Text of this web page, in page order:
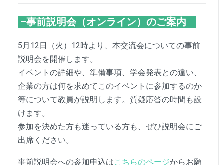
–事前説明会（オンライン）のご案内
5月12日（火）12時より、本交流会についての事前
説明会を開催します。
イベントの詳細や、準備事項、学会発表との違い、
企業の方は何を求めてこのイベントに参加するのか
等について教員が説明します。質疑応答の時間も設
けます。
参加を決めた方も迷っている方も、ぜひ説明会にご
出席ください。
事前説明会への参加申込はこちらのページからお願